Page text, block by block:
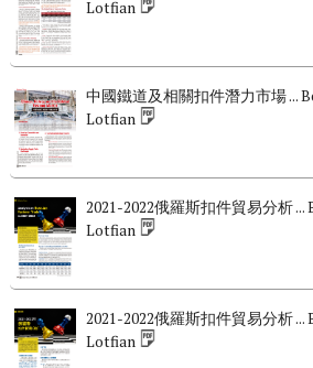
Lotfian
中國鐵道及相關扣件潛力市場 ...
Lotfian
2021-2022俄羅斯扣件貿易分析 ...
Lotfian
2021-2022俄羅斯扣件貿易分析 ...
Lotfian